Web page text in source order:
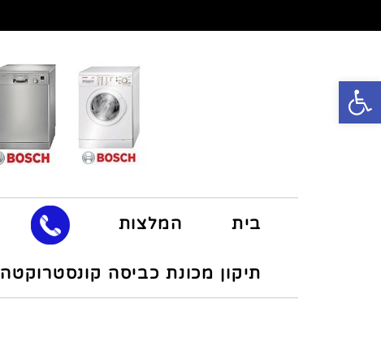
פתח סרגל נגישות
בית המלצות
תיקון מכונת כביסה קונסטרוקטה